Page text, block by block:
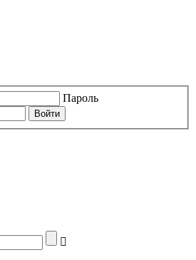
Пароль